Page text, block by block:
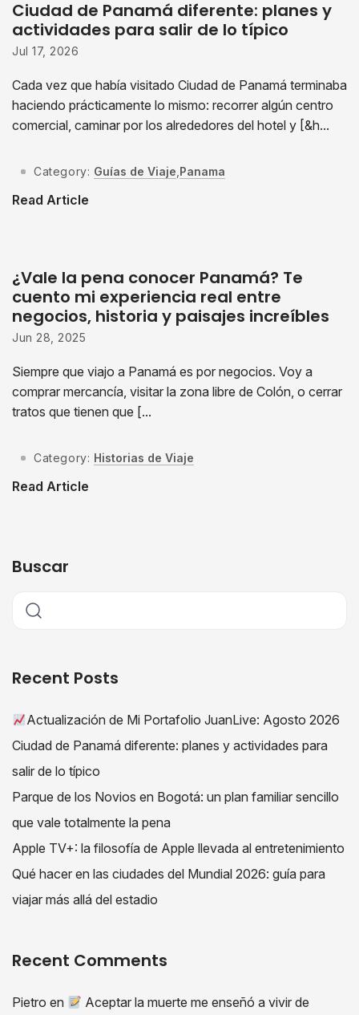
Ciudad de Panamá diferente: planes y
actividades para salir de lo típico
Jul 17, 2026
Cada vez que había visitado Ciudad de Panamá terminaba
haciendo prácticamente lo mismo: recorrer algún centro
comercial, caminar por los alrededores del hotel y [&h...
Category: Guías de Viaje Panama
Read Article
¿Vale la pena conocer Panamá? Te
cuento mi experiencia real entre
negocios, historia y paisajes increíbles
Jun 28, 2025
Siempre que viajo a Panamá es por negocios. Voy a
comprar mercancía, visitar la zona libre de Colón, o cerrar
tratos que tienen que [...
Category: Historias de Viaje
Read Article
Buscar
Recent Posts
Actualización de Mi Portafolio JuanLive: Agosto 2026
Ciudad de Panamá diferente: planes y actividades para
salir de lo típico
Parque de los Novios en Bogotá: un plan familiar sencillo
que vale totalmente la pena
Apple TV+: la filosofía de Apple llevada al entretenimiento
Qué hacer en las ciudades del Mundial 2026: guía para
viajar más allá del estadio
Recent Comments
Pietro en Aceptar la muerte me enseñó a vivir de